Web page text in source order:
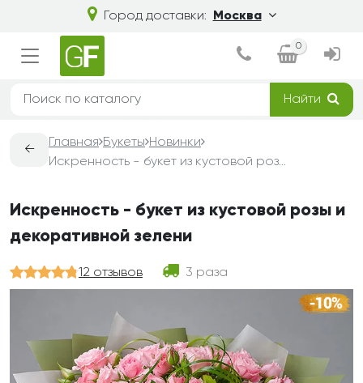
Город доставки: Москва
0
Найти
←
Главная Букеты Новинки
Искренность - букет из кустовой розы и декоративной зелени
Искренность - букет из кустовой розы и
декоративной зелени
12 отзывов 3 раза